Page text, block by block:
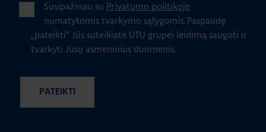
Susipažinau su Privatumo politikoje
numatytomis tvarkymo sąlygomis. Paspaudę
„pateikti" Jūs suteikiate UTU grupei leidimą saugoti ir
tvarkyti Jūsų asmeninius duomenis.